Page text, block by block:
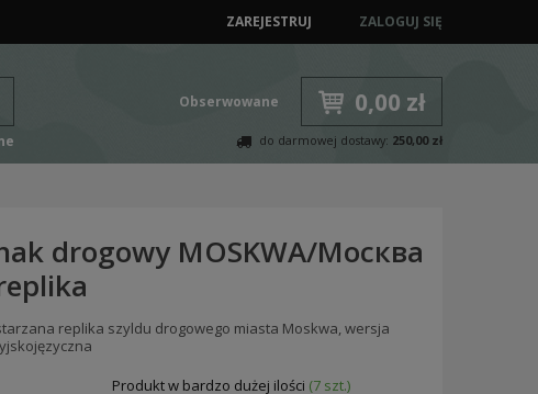
ZAREJESTRUJ ZALOGUJ SIĘ
Obserwowane 0,00 zł
do darmowej dostawy: 250,00 zł
drogowy MOSKWA/Москва
replika szyldu drogowego miasta Moskwa, wersja
Produkt w bardzo dużej ilości (7 szt.)